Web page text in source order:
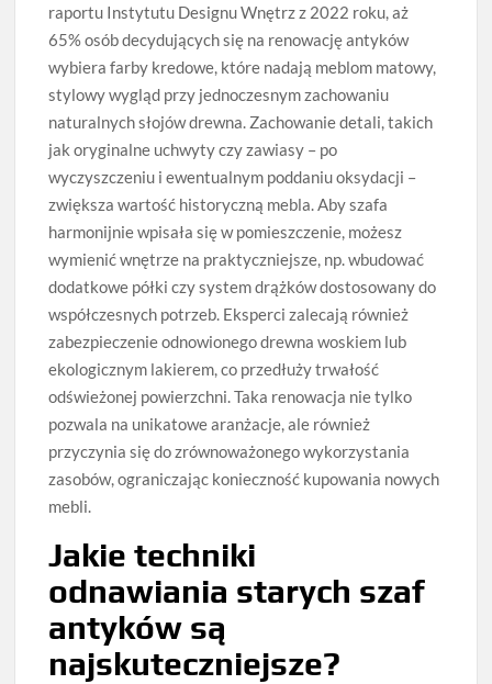
raportu Instytutu Designu Wnętrz z 2022 roku, aż
65% osób decydujących się na renowację antyków
wybiera farby kredowe, które nadają meblom matowy,
stylowy wygląd przy jednoczesnym zachowaniu
naturalnych słojów drewna. Zachowanie detali, takich
jak oryginalne uchwyty czy zawiasy – po
wyczyszczeniu i ewentualnym poddaniu oksydacji –
zwiększa wartość historyczną mebla. Aby szafa
harmonijnie wpisała się w pomieszczenie, możesz
wymienić wnętrze na praktyczniejsze, np. wbudować
dodatkowe półki czy system drążków dostosowany do
współczesnych potrzeb. Eksperci zalecają również
zabezpieczenie odnowionego drewna woskiem lub
ekologicznym lakierem, co przedłuży trwałość
odświeżonej powierzchni. Taka renowacja nie tylko
pozwala na unikatowe aranżacje, ale również
przyczynia się do zrównoważonego wykorzystania
zasobów, ograniczając konieczność kupowania nowych
mebli.
Jakie techniki
odnawiania starych szaf
antyków są
najskuteczniejsze?